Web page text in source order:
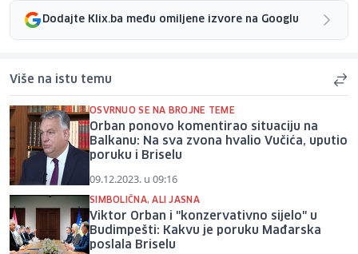
Dodajte Klix.ba među omiljene izvore na Googlu
Više na istu temu
OSVRNUO SE NA BROJNE TEME
Orban ponovo komentirao situaciju na
Balkanu: Na sva zvona hvalio Vučića, uputio
poruku i Briselu
09.12.2023. u 09:16
SIMBOLIČNA, ALI JASNA
Viktor Orban i "konzervativno sijelo" u
Budimpešti: Kakvu je poruku Mađarska
poslala Briselu